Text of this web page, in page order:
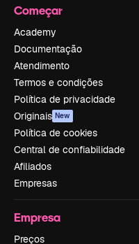
Começar
Academy
Documentação
Atendimento
Termos e condições
Política de privacidade
Originais New
Política de cookies
Central de confiabilidade
Afiliados
Empresas
Empresa
Preços